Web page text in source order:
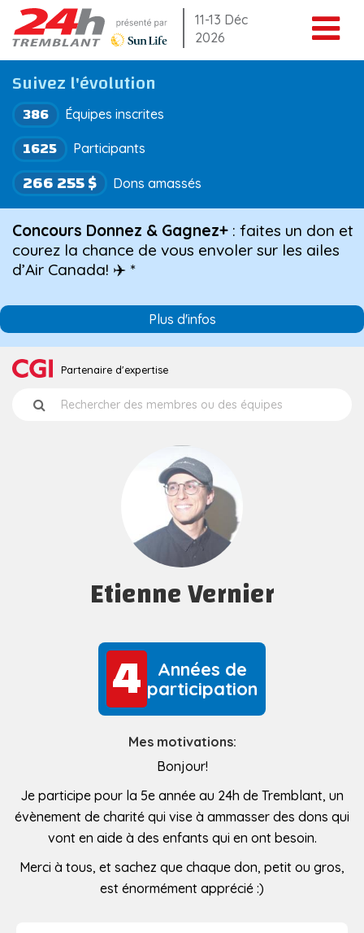
Aller
au
contenu
11-13 Déc
2026
Suivez l'évolution
386 Équipes inscrites
266 255 $ Dons amassés
1625 Participants
Concours Donnez & Gagnez+ : faites un don et
courez la chance de vous envoler sur les ailes
d’Air Canada! ✈️ *
Plus d'infos
Partenaire d'expertise
Etienne Vernier
4
4
Années de
participation
Mes motivations:
Bonjour!
Je participe pour la 5e année au 24h de Tremblant, un
évènement de charité qui vise à ammasser des dons qui
vont en aide à des enfants qui en ont besoin.
Merci à tous, et sachez que chaque don, petit ou gros,
est énormément apprécié :)